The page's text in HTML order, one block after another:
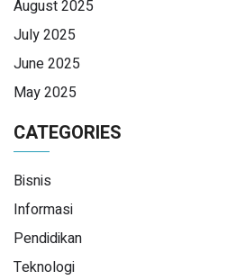
August 2025
July 2025
June 2025
May 2025
CATEGORIES
Bisnis
Informasi
Pendidikan
Teknologi